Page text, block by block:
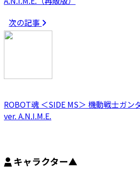
次の記事
ROBOT魂 ＜SIDE MS＞ 機動戦士ガ
ver. A.N.I.M.E.
キャラクター▲